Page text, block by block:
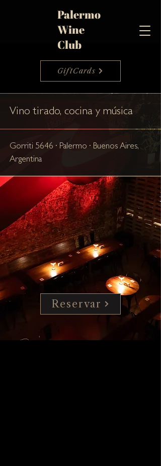
Palermo
Wine
Club
GiftCards
Vino tirado, cocina y música
Gorriti 5646 · Palermo · Buenos Aires,
Argentina
Reservar